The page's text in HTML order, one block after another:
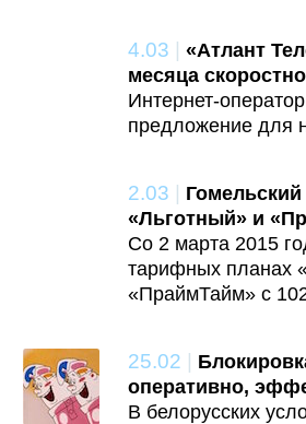
4.03 | «Атлант
месяца
Интернет-
предложение для
2.03 |
«Льготный» и
Со 2 марта 2015
тарифных планах
«ПраймТайм» с
25.02 |
оперативно,
В белорусских